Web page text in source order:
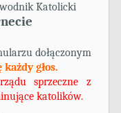
Katolicki
dołączonym
głos.
sprzeczne z
katolików.